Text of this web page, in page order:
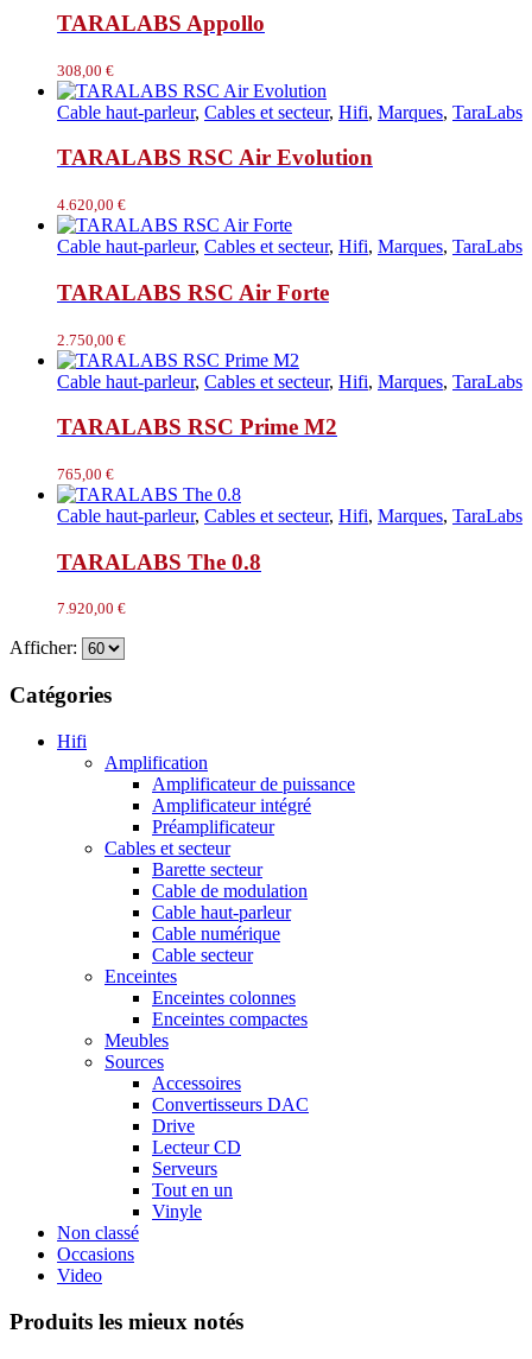
TARALABS Appollo
308,00 €
Cable haut-parleur, Cables et secteur, Hifi, Marques, TaraLabs
TARALABS RSC Air Evolution
4.620,00 €
Cable haut-parleur, Cables et secteur, Hifi, Marques, TaraLabs
TARALABS RSC Air Forte
2.750,00 €
Cable haut-parleur, Cables et secteur, Hifi, Marques, TaraLabs
TARALABS RSC Prime M2
765,00 €
Cable haut-parleur, Cables et secteur, Hifi, Marques, TaraLabs
TARALABS The 0.8
7.920,00 €
Afficher:
Catégories
Hifi
Amplification
Amplificateur de puissance
Amplificateur intégré
Préamplificateur
Cables et secteur
Barette secteur
Cable de modulation
Cable haut-parleur
Cable numérique
Cable secteur
Enceintes
Enceintes colonnes
Enceintes compactes
Meubles
Sources
Accessoires
Convertisseurs DAC
Drive
Lecteur CD
Serveurs
Tout en un
Vinyle
Non classé
Occasions
Video
Produits les mieux notés